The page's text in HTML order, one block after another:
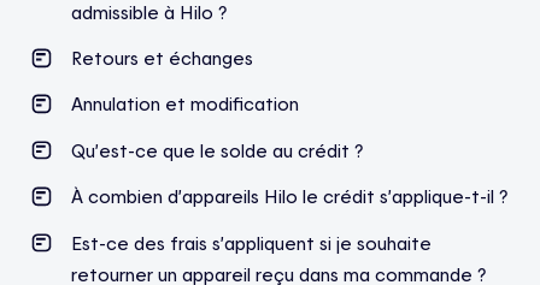
admissible à Hilo ?
Retours et échanges
Annulation et modification
Qu’est-ce que le solde au crédit ?
À combien d’appareils Hilo le crédit s’applique-t-il ?
Est-ce des frais s’appliquent si je souhaite
retourner un appareil reçu dans ma commande ?